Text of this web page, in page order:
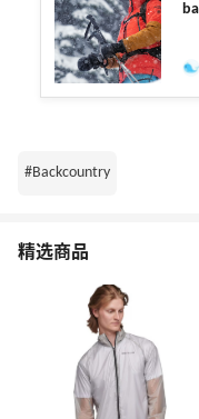
#Backcountry
精选商品